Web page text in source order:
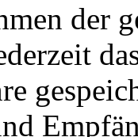
der